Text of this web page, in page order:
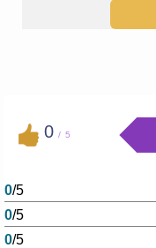
0 / 5
0/5
0/5
0/5